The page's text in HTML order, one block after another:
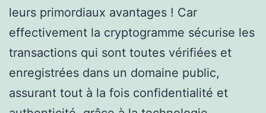
leurs primordiaux avantages ! Car
effectivement la cryptogramme sécurise les
transactions qui sont toutes vérifiées et
enregistrées dans un domaine public,
assurant tout à la fois confidentialité et